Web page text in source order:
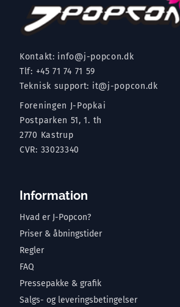
Kontakt: info@j-popcon.dk
Tlf: +45 71 74 71 59
Teknisk support: it@j-popcon.dk
Foreningen J-Popkai
Postparken 51, 1. th
2770 Kastrup
CVR: 33023340
Information
Hvad er J-Popcon?
Priser & åbningstider
Regler
FAQ
Pressepakke & grafik
Salgs- og leveringsbetingelser